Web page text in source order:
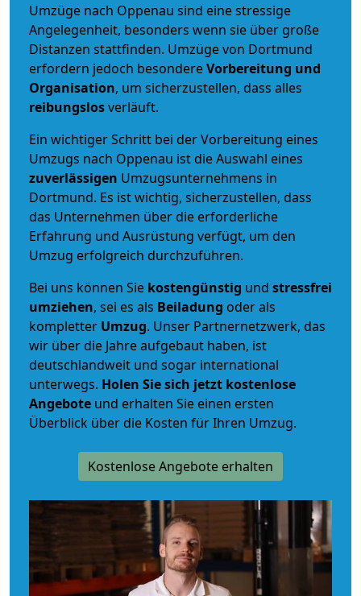
Umzüge nach Oppenau sind eine stressige
Angelegenheit, besonders wenn sie über große
Distanzen stattfinden. Umzüge von Dortmund
erfordern jedoch besondereVorbereitung und
Organisation, um sicherzustellen, dass alles
reibungslosverläuft.
Ein wichtiger Schritt bei der Vorbereitung eines
Umzugs nach Oppenau ist die Auswahl eines
zuverlässigen Umzugsunternehmens in
Dortmund. Es ist wichtig, sicherzustellen, dass
das Unternehmen über die erforderliche
Erfahrung und Ausrüstung verfügt, um den
Umzug erfolgreich durchzuführen.
Bei uns können Sie kostengünstig und stressfrei
umziehen, sei es als Beiladung oder als
kompletter Umzug. Unser Partnernetzwerk, das
wir über die Jahre aufgebaut haben, ist
deutschlandweit und sogar international
unterwegs. Holen Sie sich jetzt kostenlose
Angebote und erhalten Sie einen ersten
Überblick über die Kosten für Ihren Umzug.
Kostenlose Angebote erhalten